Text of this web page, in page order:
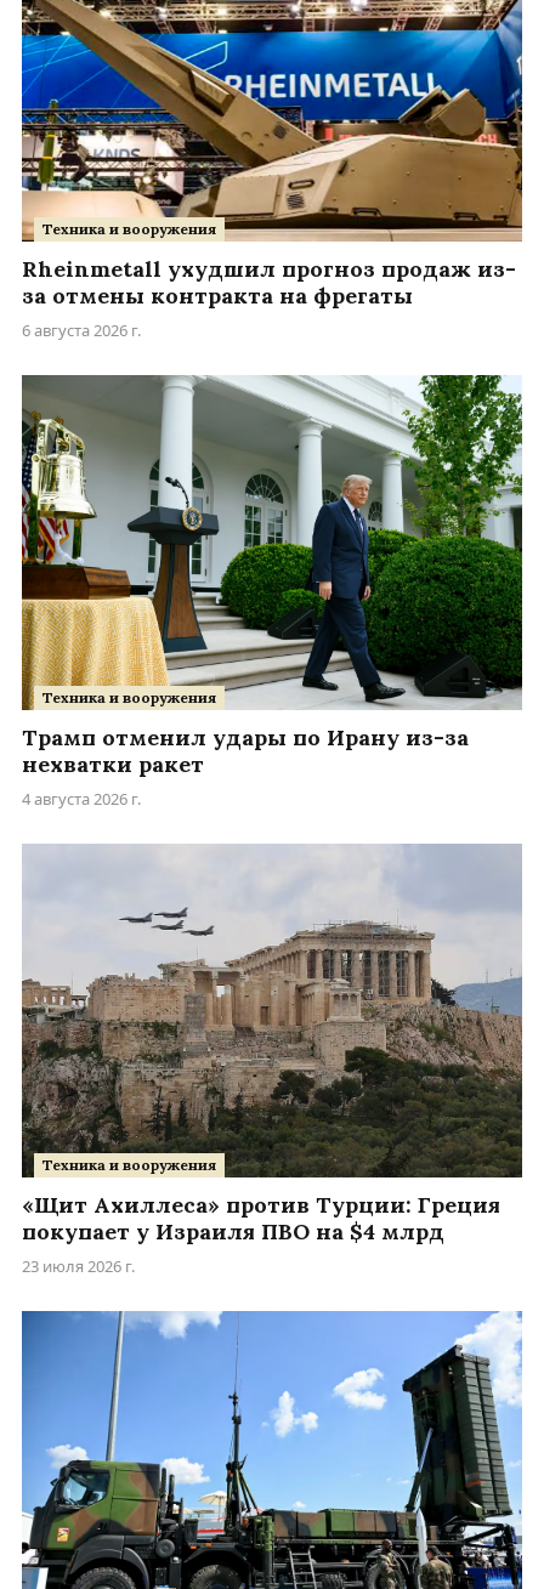
Техника и вооружения
Rheinmetall ухудшил прогноз продаж из-
за отмены контракта на фрегаты
6 августа 2026 г.
Техника и вооружения
Трамп отменил удары по Ирану из-за
нехватки ракет
4 августа 2026 г.
Техника и вооружения
«Щит Ахиллеса» против Турции: Греция
покупает у Израиля ПВО на $4 млрд
23 июля 2026 г.